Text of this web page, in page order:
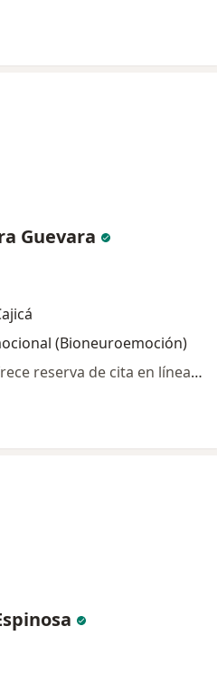
Guevara
(Bioneuroemoción)
Este especialista no ofrece reserva de cita en línea en esta dirección.